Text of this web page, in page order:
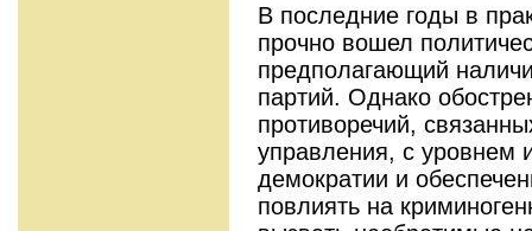
В последние годы в
прочно вошел
предполагающий
партий. Однако
противоречий,
управления, с уровнем
демократии и
повлиять на